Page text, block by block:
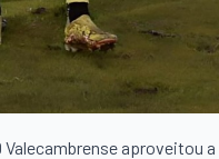
aproveitou